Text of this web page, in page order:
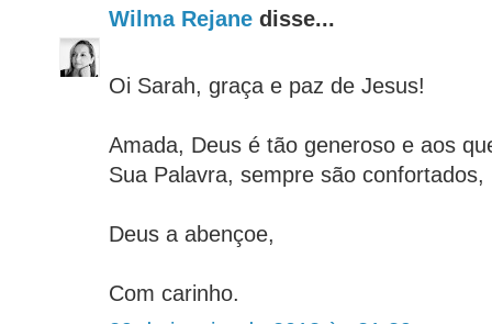
Wilma Rejane disse...
Oi Sarah, graça e paz de Jesus!
Amada, Deus é tão generoso e aos
Sua Palavra, sempre são
Deus a abençoe,
Com carinho.